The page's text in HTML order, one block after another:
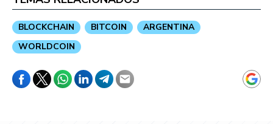
BLOCKCHAIN BITCOIN
ARGENTINA
WORLDCOIN